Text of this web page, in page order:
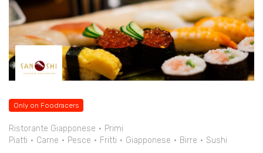
Only on Foodracers
Ristorante Giapponese
Primi
Piatti
Carne Pesce Fritti Giapponese Birre Sushi